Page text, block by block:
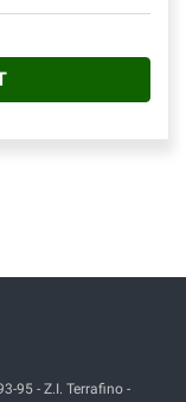
95 - Z.I. Terrafino -